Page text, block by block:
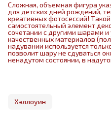
Сложная, объемная фигура
для детских дней рождений,
креативных фотосессий!
самостоятельный элемент
сочетании с другими шарами
качественных материалов
надувании используется
позволит шару не сдуваться
ненадутом состоянии, в
Хэллоуин